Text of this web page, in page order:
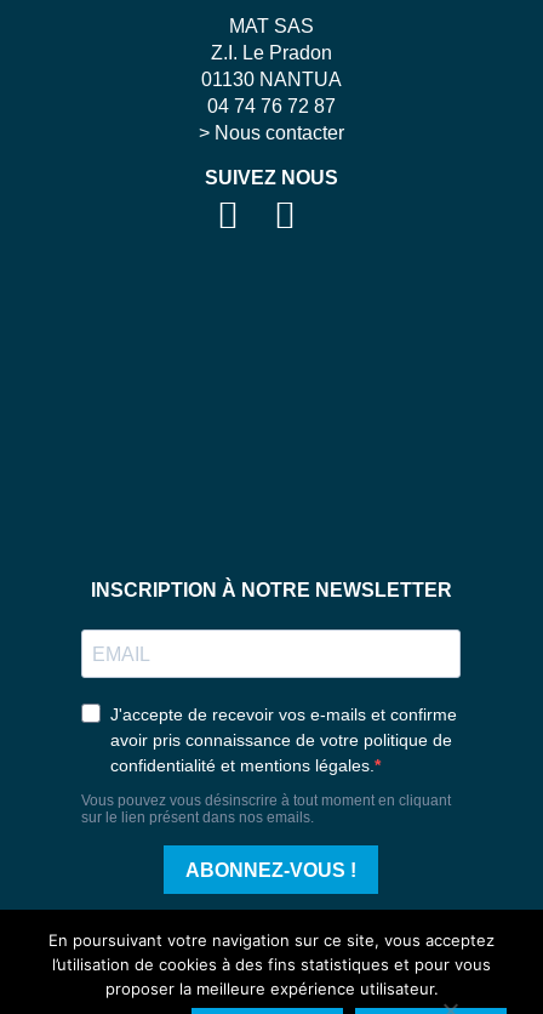
MAT SAS
Z.I. Le Pradon
01130 NANTUA
04 74 76 72 87
> Nous contacter
SUIVEZ NOUS
En poursuivant votre navigation sur ce site, vous acceptez
l’utilisation de cookies à des fins statistiques et pour vous
proposer la meilleure expérience utilisateur.